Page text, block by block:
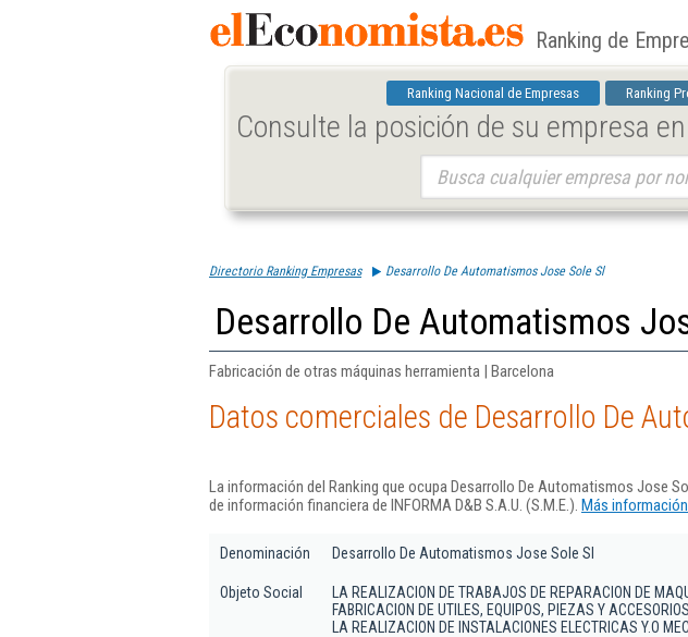
Ranking de
Ranking Nacional de Empresas Ranking
Consulte la posición de su empresa
Directorio Ranking Empresas Desarrollo De Automatismos Jose Sole Sl
Desarrollo De Automatismos
Fabricación de otras máquinas herramienta | Barcelona
Datos comerciales de Desarrollo De
La información del Ranking que ocupa Desarrollo De Automatismos Jose
de información financiera de INFORMA D&B S.A.U. (S.M.E.). Más información
Denominación Desarrollo De Automatismos Jose Sole Sl
Objeto Social
LA REALIZACION DE TRABAJOS DE REPARACION DE
FABRICACION DE UTILES, EQUIPOS, PIEZAS Y
LA REALIZACION DE INSTALACIONES ELECTRICAS Y.O